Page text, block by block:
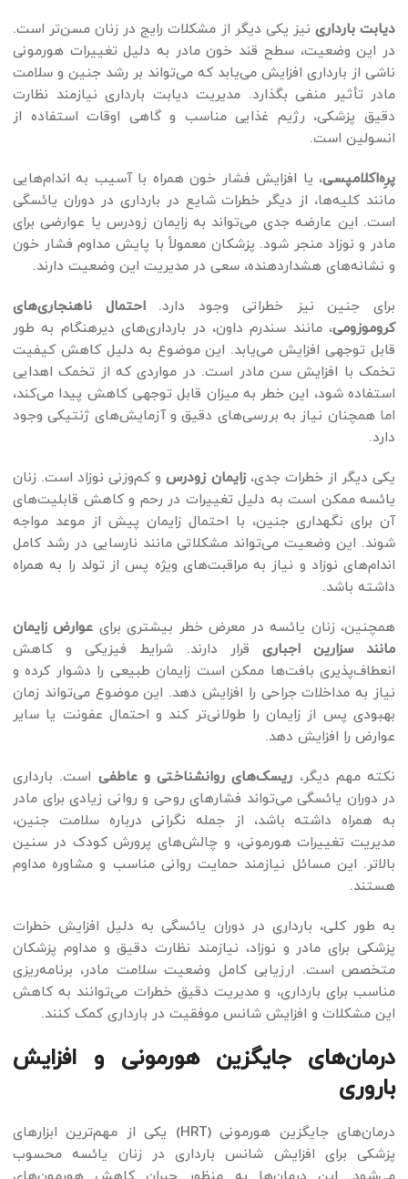
دیابت بارداری نیز یکی دیگر از مشکلات رایج در زنان مسن‌تر است.
در این وضعیت، سطح قند خون مادر به دلیل تغییرات هورمونی
ناشی از بارداری افزایش می‌یابد که می‌تواند بر رشد جنین و سلامت
مادر تأثیر منفی بگذارد. مدیریت دیابت بارداری نیازمند نظارت
دقیق پزشکی، رژیم غذایی مناسب و گاهی اوقات استفاده از
انسولین است.
پرِه‌اکلامپسی، یا افزایش فشار خون همراه با آسیب به اندام‌هایی
مانند کلیه‌ها، از دیگر خطرات شایع در بارداری در دوران یائسگی
است. این عارضه جدی می‌تواند به زایمان زودرس یا عوارضی برای
مادر و نوزاد منجر شود. پزشکان معمولاً با پایش مداوم فشار خون
و نشانه‌های هشداردهنده، سعی در مدیریت این وضعیت دارند.
برای جنین نیز خطراتی وجود دارد.احتمال ناهنجاری‌های
کروموزومی، مانند سندرم داون، در بارداری‌های دیرهنگام به طور
قابل توجهی افزایش می‌یابد. این موضوع به دلیل کاهش کیفیت
تخمک با افزایش سن مادر است. در مواردی که از تخمک اهدایی
استفاده شود، این خطر به میزان قابل توجهی کاهش پیدا می‌کند،
اما همچنان نیاز به بررسی‌های دقیق و آزمایش‌های ژنتیکی وجود
دارد.
یکی دیگر از خطرات جدی،زایمان زودرسو کم‌وزنی نوزاد است. زنان
یائسه ممکن است به دلیل تغییرات در رحم و کاهش قابلیت‌های
آن برای نگهداری جنین، با احتمال زایمان پیش از موعد مواجه
شوند. این وضعیت می‌تواند مشکلاتی مانند نارسایی در رشد کامل
اندام‌های نوزاد و نیاز به مراقبت‌های ویژه پس از تولد را به همراه
داشته باشد.
همچنین، زنان یائسه در معرض خطر بیشتری برای عوارض زایمان
مانند سزارین اجباری قرار دارند. شرایط فیزیکی و کاهش
انعطاف‌پذیری بافت‌ها ممکن است زایمان طبیعی را دشوار کرده و
نیاز به مداخلات جراحی را افزایش دهد. این موضوع می‌تواند زمان
بهبودی پس از زایمان را طولانی‌تر کند و احتمال عفونت یا سایر
عوارض را افزایش دهد.
نکته مهم دیگر، ریسک‌های روانشناختی و عاطفی است. بارداری
در دوران یائسگی می‌تواند فشارهای روحی و روانی زیادی برای مادر
به همراه داشته باشد، از جمله نگرانی درباره سلامت جنین،
مدیریت تغییرات هورمونی، و چالش‌های پرورش کودک در سنین
بالاتر. این مسائل نیازمند حمایت روانی مناسب و مشاوره مداوم
هستند.
به طور کلی، بارداری در دوران یائسگی به دلیل افزایش خطرات
پزشکی برای مادر و نوزاد، نیازمند نظارت دقیق و مداوم پزشکان
متخصص است. ارزیابی کامل وضعیت سلامت مادر، برنامه‌ریزی
مناسب برای بارداری، و مدیریت دقیق خطرات می‌توانند به کاهش
این مشکلات و افزایش شانس موفقیت در بارداری کمک کنند.
درمان‌های جایگزین هورمونی و افزایش
باروری
درمان‌های جایگزین هورمونی (HRT) یکی از مهم‌ترین ابزارهای
پزشکی برای افزایش شانس بارداری در زنان یائسه محسوب